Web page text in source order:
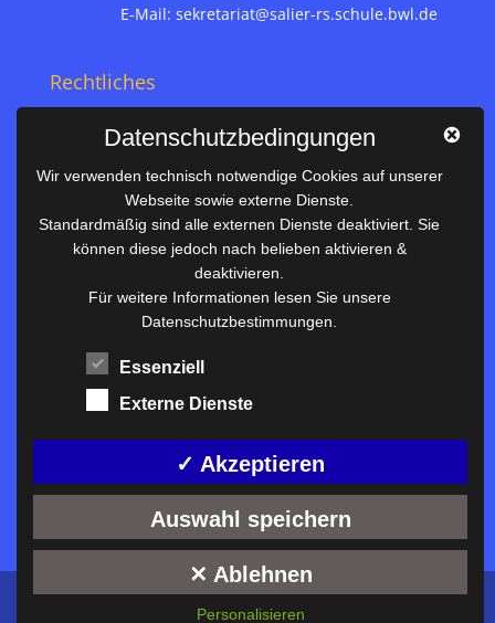
E-Mail: sekretariat@salier-rs.schule.bwl.de
Rechtliches
Datenschutz
Nützliches
Vertretungsplan
Unterrichtszeiten
Downloadbereich
Terminkalender
Termine AKTUELL
Konzeption und technische Umsetzung:ckDIALOG©
Datenschutzbedingungen
Wir verwenden technisch notwendige Cookies auf unserer
Webseite sowie externe Dienste.
Standardmäßig sind alle externen Dienste deaktiviert. Sie
können diese jedoch nach belieben aktivieren &
deaktivieren.
Für weitere Informationen lesen Sie unsere
Datenschutzbestimmungen.
Essenziell
Externe Dienste
✓ Akzeptieren
Auswahl speichern
✕ Ablehnen
Personalisieren